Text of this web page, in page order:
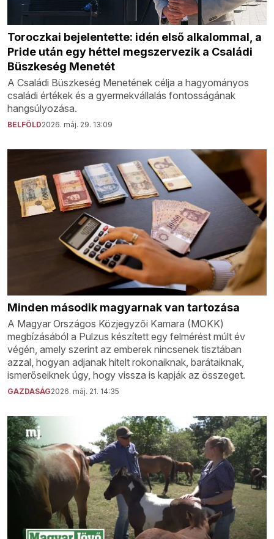
Toroczkai bejelentette: idén első alkalommal, a
Pride után egy héttel megszervezik a Családi
Büszkeség Menetét
A Családi Büszkeség Menetének célja a hagyományos
családi értékek és a gyermekvállalás fontosságának
hangsúlyozása.
BELFÖLD2026. máj. 29. 13:09
Minden második magyarnak van tartozása
A Magyar Országos Közjegyzői Kamara (MOKK)
megbízásából a Pulzus készített egy felmérést múlt év
végén, amely szerint az emberek nincsenek tisztában
azzal, hogyan adjanak hitelt rokonaiknak, barátaiknak,
ismerőseiknek úgy, hogy vissza is kapják az összeget.
GAZDASÁG2026. máj. 21. 14:35